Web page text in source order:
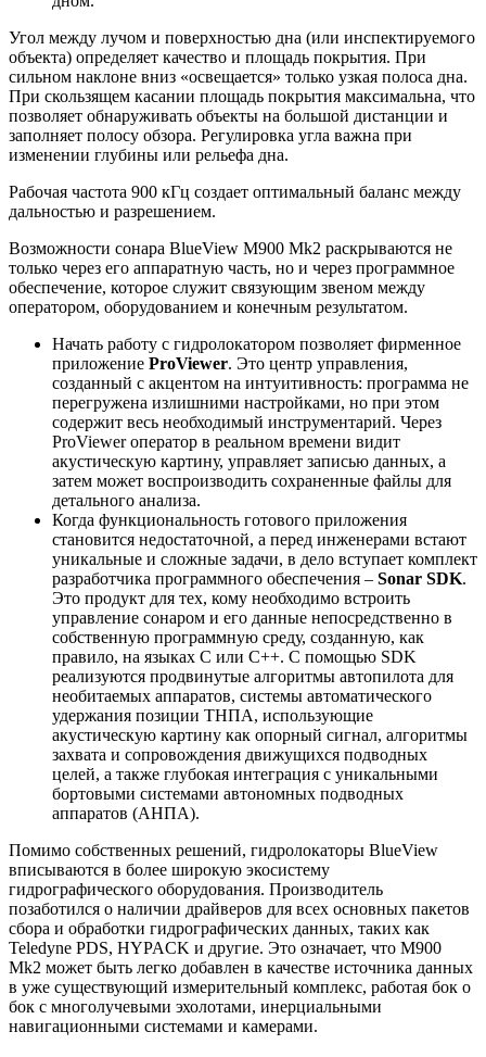
Угол между лучом и поверхностью дна (или инспектируемого
объекта) определяет качество и площадь покрытия. При
сильном наклоне вниз «освещается» только узкая полоса дна.
При скользящем касании площадь покрытия максимальна, что
позволяет обнаруживать объекты на большой дистанции и
заполняет полосу обзора. Регулировка угла важна при
изменении глубины или рельефа дна.
Рабочая частота 900 кГц создает оптимальный баланс между
дальностью и разрешением.
Возможности сонара BlueView M900 Mk2 раскрываются не
только через его аппаратную часть, но и через программное
обеспечение, которое служит связующим звеном между
оператором, оборудованием и конечным результатом.
Начать работу с гидролокатором позволяет фирменное
приложение ProViewer. Это центр управления,
созданный с акцентом на интуитивность: программа не
перегружена излишними настройками, но при этом
содержит весь необходимый инструментарий. Через
ProViewer оператор в реальном времени видит
акустическую картину, управляет записью данных, а
затем может воспроизводить сохраненные файлы для
детального анализа.
Когда функциональность готового приложения
становится недостаточной, а перед инженерами встают
уникальные и сложные задачи, в дело вступает комплект
разработчика программного обеспечения – Sonar SDK.
Это продукт для тех, кому необходимо встроить
управление сонаром и его данные непосредственно в
собственную программную среду, созданную, как
правило, на языках C или C++. С помощью SDK
реализуются продвинутые алгоритмы автопилота для
необитаемых аппаратов, системы автоматического
удержания позиции ТНПА, использующие
акустическую картину как опорный сигнал, алгоритмы
захвата и сопровождения движущихся подводных
целей, а также глубокая интеграция с уникальными
бортовыми системами автономных подводных
аппаратов (АНПА).
Помимо собственных решений, гидролокаторы BlueView
вписываются в более широкую экосистему
гидрографического оборудования. Производитель
позаботился о наличии драйверов для всех основных пакетов
сбора и обработки гидрографических данных, таких как
Teledyne PDS, HYPACK и другие. Это означает, что M900
Mk2 может быть легко добавлен в качестве источника данных
в уже существующий измерительный комплекс, работая бок о
бок с многолучевыми эхолотами, инерциальными
навигационными системами и камерами.